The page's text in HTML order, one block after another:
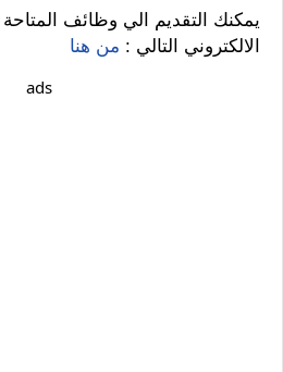
يمكنك التقديم الي وظائف
الالكتروني التالي : من هنا
ads